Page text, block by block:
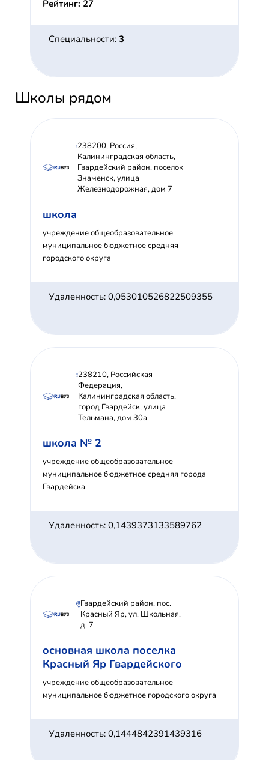
Рейтинг: 27
Специальности: 3
Школы рядом
238200, Россия,
Калининградская область,
Гвардейский район, поселок
Знаменск, улица
Железнодорожная, дом 7
школа
учреждение общеобразовательное
муниципальное бюджетное средняя
городского округа
Удаленность: 0,053010526822509355
238210, Российская
Федерация,
Калининградская область,
город Гвардейск, улица
Тельмана, дом 30а
школа № 2
учреждение общеобразовательное
муниципальное бюджетное средняя города
Гвардейска
Удаленность: 0,1439373133589762
Гвардейский район, пос.
Красный Яр, ул. Школьная,
д. 7
основная школа поселка
Красный Яр Гвардейского
учреждение общеобразовательное
муниципальное бюджетное городского округа
Удаленность: 0,1444842391439316